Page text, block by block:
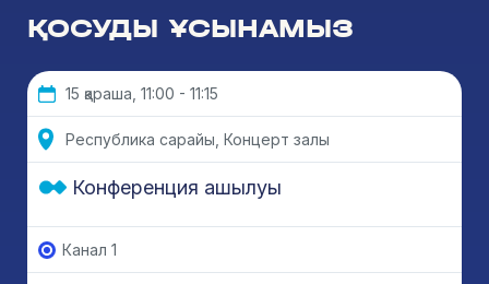
ҚОСУДЫ ҰСЫНАМЫЗ
15 қараша, 11:00 - 11:15
Республика сарайы, Концерт залы
Конференция ашылуы
Канал 1